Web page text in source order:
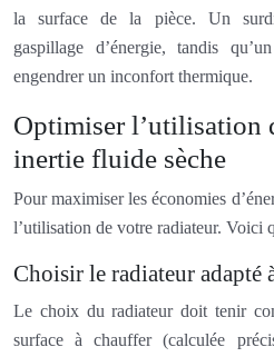
la surface de la pièce. Un
gaspillage d’énergie, tandis
engendrer un inconfort thermique.
Optimiser l’utilisation
inertie fluide sèche
Pour maximiser les économies
l’utilisation de votre radiateur. Voici
Choisir le radiateur adapté
Le choix du radiateur doit tenir
surface à chauffer (calculée